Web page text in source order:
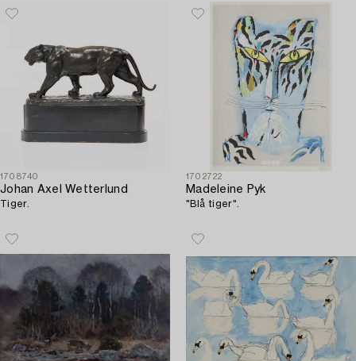
1708740
Johan Axel Wetterlund
Tiger.
1702722
Madeleine Pyk
"Blå tiger".